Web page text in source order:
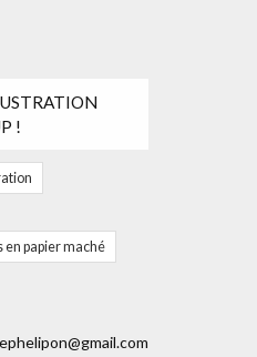
!
en papier maché